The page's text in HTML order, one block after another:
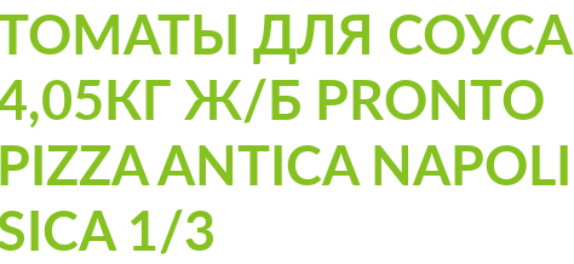
ДЛЯ СОУСА
Ж/Б PRONTO
PIZZA ANTICA NAPOLI
1/3